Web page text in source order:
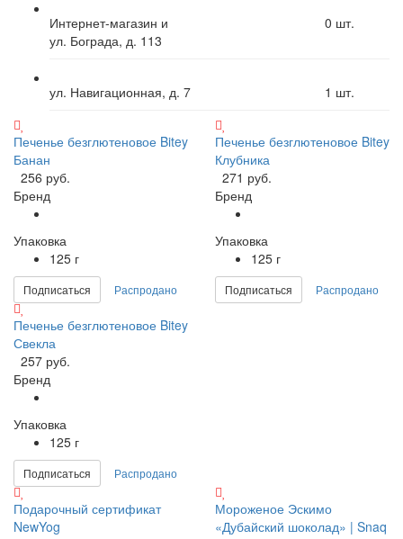
Интернет-магазин и
ул. Бограда, д. 113
0 шт.
ул. Навигационная, д. 7 1 шт.
Печенье безглютеновое Bitey
Банан
256 руб.
Бренд
Упаковка
125 г
Подписаться Распродано
Печенье безглютеновое Bitey
Клубника
271 руб.
Бренд
Упаковка
125 г
Подписаться Распродано
Печенье безглютеновое Bitey
Свекла
257 руб.
Бренд
Упаковка
125 г
Подписаться Распродано
Подарочный сертификат
NewYog
Мороженое Эскимо
«Дубайский шоколад» | Snaq